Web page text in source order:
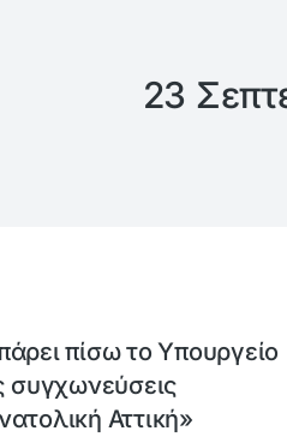
23
πίσω το Υπουργείο
συγχωνεύσεις
Αττική»